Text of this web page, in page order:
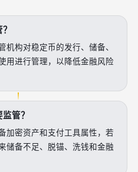
机构对稳定币的发行、储备、
用进行管理，以降低金融风险
管？
加密资产和支付工具属性，若
储备不足、脱锚、洗钱和金融